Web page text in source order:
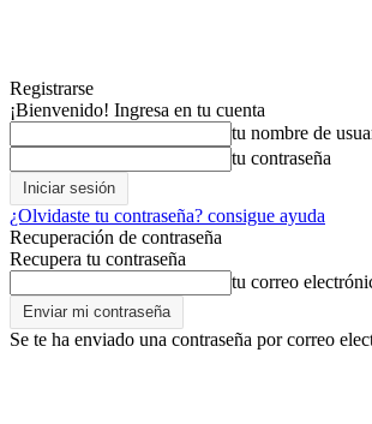
Registrarse
¡Bienvenido! Ingresa en tu cuenta
tu nombre de
tu contraseña
¿Olvidaste tu contraseña? consigue ayuda
Recuperación de contraseña
Recupera tu contraseña
tu correo
Se te ha enviado una contraseña por correo